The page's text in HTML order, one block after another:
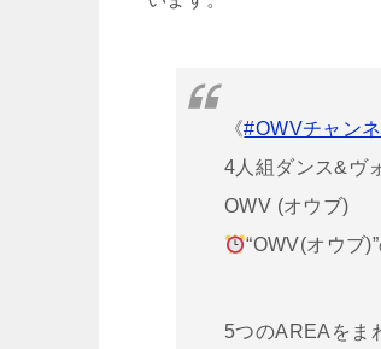
《#OWVチャン
4人組ダンス&ヴ
OWV (オウブ)
“OWV(オウブ
5つのAREAをま